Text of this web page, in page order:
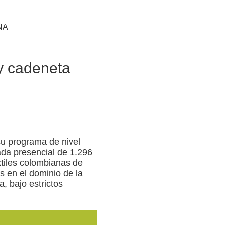
cadeneta
programa de nivel
presencial de 1.296
colombianas de
en el dominio de la
bajo estrictos